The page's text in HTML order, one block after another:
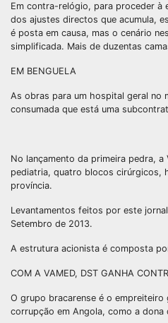
Em contra-relógio, para proceder à
dos ajustes directos que acumula,
é posta em causa, mas o cenário
simplificada. Mais de duzentas
EM BENGUELA
As obras para um hospital geral no
consumada que está uma
No lançamento da primeira pedra,
pediatria, quatro blocos cirúrgicos,
província.
Levantamentos feitos por este
Setembro de 2013.
A estrutura acionista é composta
COM A VAMED, DST GANHA
O grupo bracarense é o
corrupção em Angola, como a dona